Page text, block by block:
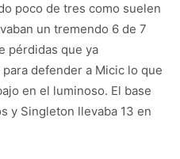
poco de tres como suelen
un tremendo 6 de 7
pérdidas que ya
defender a Micic lo que
en el luminoso. El base
y Singleton llevaba 13 en